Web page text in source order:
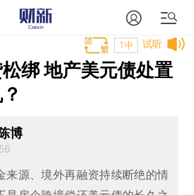
试听
T中
绑 地产美元债处置
博
来源、境外再融资持续断绝的情